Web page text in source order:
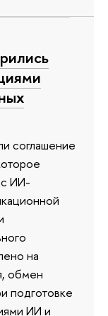
соглашение
с ИИ-
на
обмен
подготовке
ИИ и